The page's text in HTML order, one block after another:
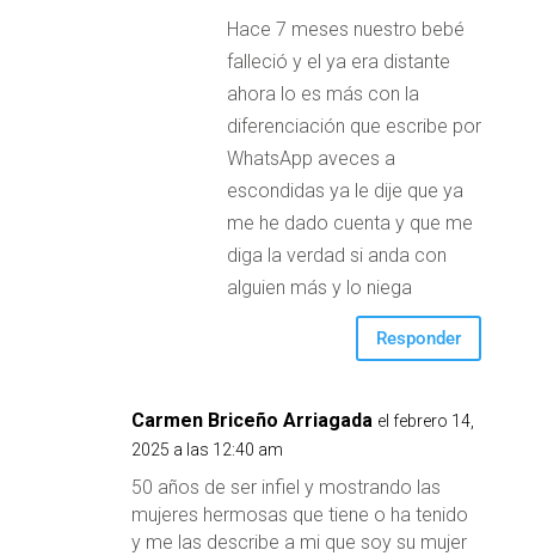
Hace 7 meses nuestro bebé
falleció y el ya era distante
ahora lo es más con la
diferenciación que escribe por
WhatsApp aveces a
escondidas ya le dije que ya
me he dado cuenta y que me
diga la verdad si anda con
alguien más y lo niega
Responder
Carmen Briceño Arriagada el febrero 14,
2025 a las 12:40 am
50 años de ser infiel y mostrando las
mujeres hermosas que tiene o ha tenido
y me las describe a mi que soy su mujer